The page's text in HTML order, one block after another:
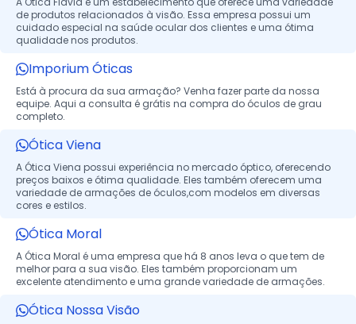
de produtos relacionados à visão. Essa empresa possui um
cuidado especial na saúde ocular dos clientes e uma ótima
qualidade nos produtos.
Imporium Óticas
Está à procura da sua armação? Venha fazer parte da nossa
equipe. Aqui a consulta é grátis na compra do óculos de grau
completo.
Ótica Viena
A Ótica Viena possui experiência no mercado óptico, oferecendo
preços baixos e ótima qualidade. Eles também oferecem uma
variedade de armações de óculos,com modelos em diversas
cores e estilos.
Ótica Moral
A Ótica Moral é uma empresa que há 8 anos leva o que tem de
melhor para a sua visão. Eles também proporcionam um
excelente atendimento e uma grande variedade de armações.
Ótica Nossa Visão